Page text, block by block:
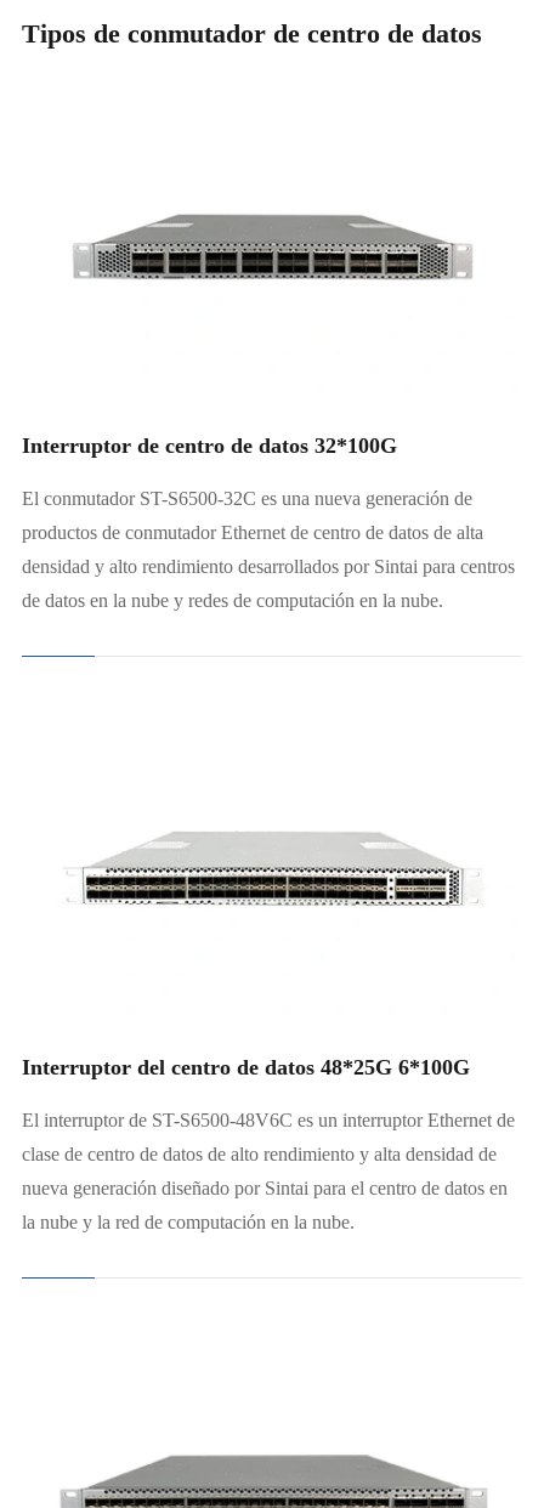
Tipos de conmutador de centro de datos
Interruptor de centro de datos 32*100G
El conmutador ST-S6500-32C es una nueva generación de
productos de conmutador Ethernet de centro de datos de alta
densidad y alto rendimiento desarrollados por Sintai para centros
de datos en la nube y redes de computación en la nube.
Interruptor del centro de datos 48*25G 6*100G
El interruptor de ST-S6500-48V6C es un interruptor Ethernet de
clase de centro de datos de alto rendimiento y alta densidad de
nueva generación diseñado por Sintai para el centro de datos en
la nube y la red de computación en la nube.